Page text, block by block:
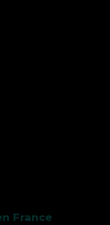
France